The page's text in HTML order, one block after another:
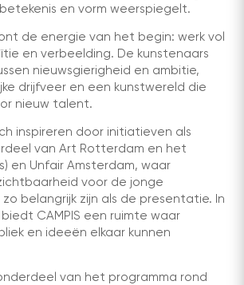
en vorm weerspiegelt.
de energie van het begin: werk vol
en verbeelding. De kunstenaars
nieuwsgierigheid en ambitie,
drijfveer en een kunstwereld die
nieuw talent.
inspireren door initiatieven als
van Art Rotterdam en het
en Unfair Amsterdam, waar
voor de jonge
belangrijk zijn als de presentatie. In
CAMPIS een ruimte waar
en ideeën elkaar kunnen
van het programma rond